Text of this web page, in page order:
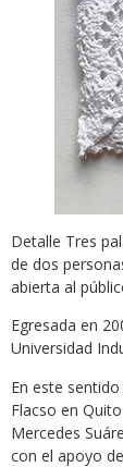
Detalle Tres
de dos
abierta al
Egresada en
Universidad
En este
Flacso en
Mercedes
con el apoyo